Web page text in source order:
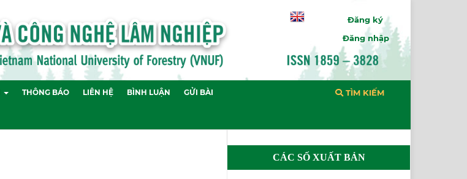
THÔNG BÁO LIÊN HỆ BÌNH LUẬN GỬI BÀI TÌM KIẾM
Đăng ký
Đăng nhập
CÁC SỐ XUẤT BẢN